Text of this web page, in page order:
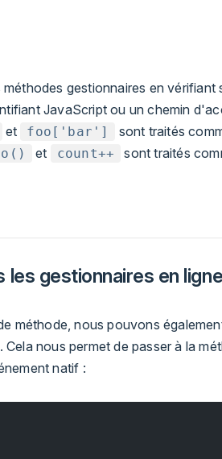
gestionnaires en vérifiant
JavaScript ou un chemin
et foo['bar']
sont traités
et count++
sont traités
gestionnaires en ligne
méthode, nous pouvons
nous permet de passer à la
natif :